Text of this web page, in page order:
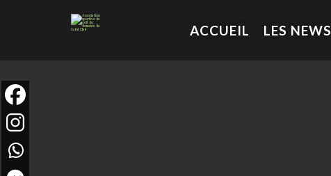
ACCUEIL LES NEWS